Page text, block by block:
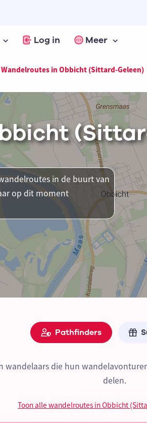
Log in Meer
Wandelroutes in Obbicht (Sittard-Geleen)
in de buurt van
op dit moment
Pathfinders
wandelaars die hun
delen.
Toon alle wandelroutes in Obbicht